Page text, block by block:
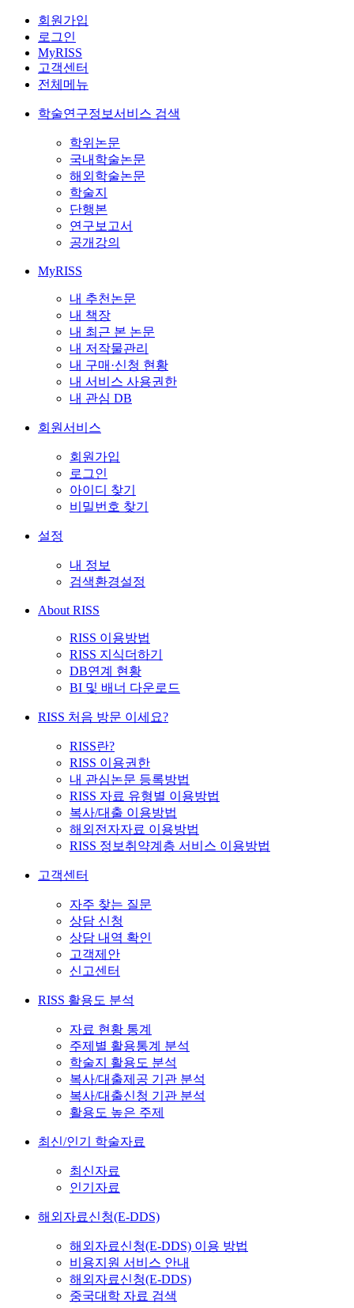
회원가입
로그인
MyRISS
고객센터
전체메뉴
학술연구정보서비스 검색
학위논문
국내학술논문
해외학술논문
학술지
단행본
연구보고서
공개강의
MyRISS
내 추천논문
내 책장
내 최근 본 논문
내 저작물관리
내 구매·신청 현황
내 서비스 사용권한
내 관심 DB
회원서비스
회원가입
로그인
아이디 찾기
비밀번호 찾기
설정
내 정보
검색환경설정
About RISS
RISS 이용방법
RISS 지식더하기
DB연계 현황
BI 및 배너 다운로드
RISS 처음 방문 이세요?
RISS란?
RISS 이용권한
내 관심논문 등록방법
RISS 자료 유형별 이용방법
복사/대출 이용방법
해외전자자료 이용방법
RISS 정보취약계층 서비스 이용방법
고객센터
자주 찾는 질문
상담 신청
상담 내역 확인
고객제안
신고센터
RISS 활용도 분석
자료 현황 통계
주제별 활용통계 분석
학술지 활용도 분석
복사/대출제공 기관 분석
복사/대출신청 기관 분석
활용도 높은 주제
최신/인기 학술자료
최신자료
인기자료
해외자료신청(E-DDS)
해외자료신청(E-DDS) 이용 방법
비용지원 서비스 안내
해외자료신청(E-DDS)
중국대학 자료 검색